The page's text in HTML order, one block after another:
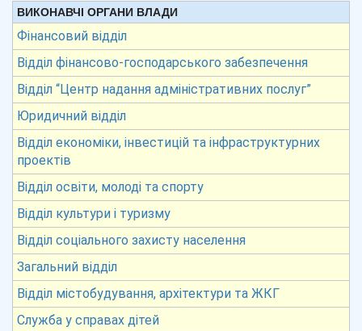
ВИКОНАВЧІ ОРГАНИ ВЛАДИ
Фінансовий відділ
Відділ фінансово-господарського забезпечення
Відділ “Центр надання адміністративних послуг”
Юридичний відділ
Відділ економіки, інвестицій та інфраструктурних
проектів
Відділ освіти, молоді та спорту
Відділ культури і туризму
Відділ соціального захисту населення
Загальний відділ
Відділ містобудування, архітектури та ЖКГ
Служба у справах дітей